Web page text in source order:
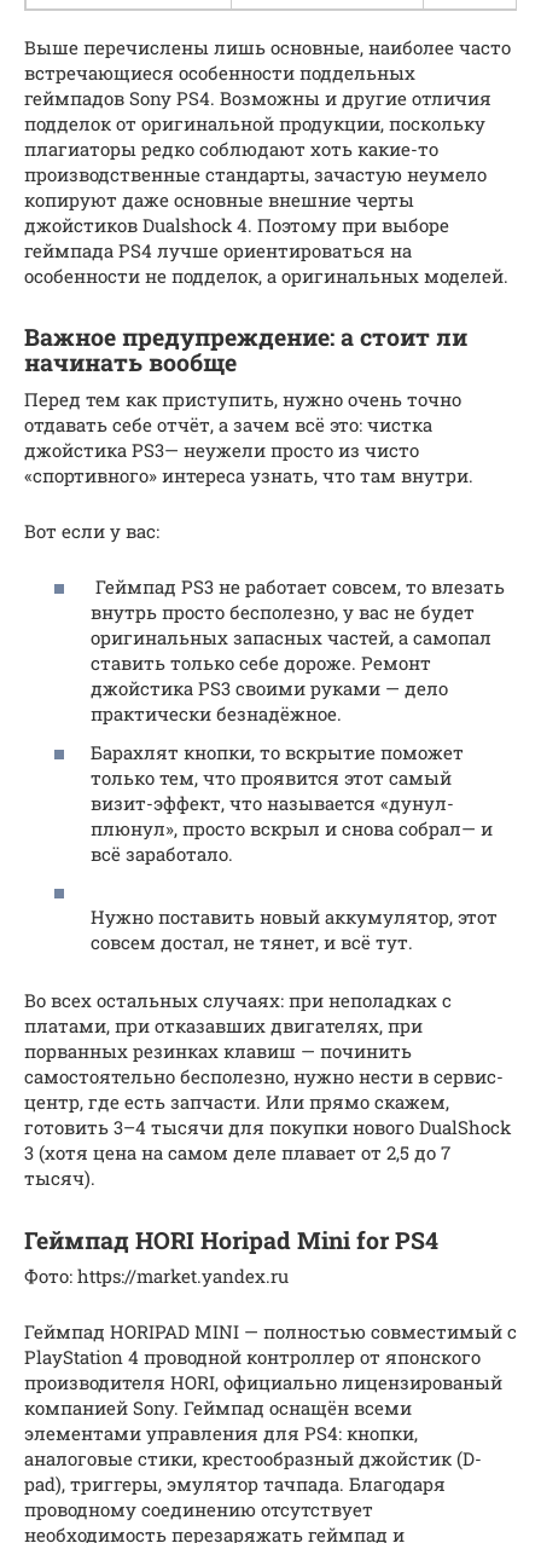
Выше перечислены лишь основные, наиболее часто
встречающиеся особенности поддельных
геймпадов Sony PS4. Возможны и другие отличия
подделок от оригинальной продукции, поскольку
плагиаторы редко соблюдают хоть какие-то
производственные стандарты, зачастую неумело
копируют даже основные внешние черты
джойстиков Dualshock 4. Поэтому при выборе
геймпада PS4 лучше ориентироваться на
особенности не подделок, а оригинальных моделей.
Важное предупреждение: а стоит ли
начинать вообще
Перед тем как приступить, нужно очень точно
отдавать себе отчёт, а зачем всё это: чистка
джойстика PS3— неужели просто из чисто
«спортивного» интереса узнать, что там внутри.
Вот если у вас:
Геймпад PS3 не работает совсем, то влезать
внутрь просто бесполезно, у вас не будет
оригинальных запасных частей, а самопал
ставить только себе дороже. Ремонт
джойстика PS3 своими руками — дело
практически безнадёжное.
Барахлят кнопки, то вскрытие поможет
только тем, что проявится этот самый
визит-эффект, что называется «дунул-
плюнул», просто вскрыл и снова собрал— и
всё заработало.
Нужно поставить новый аккумулятор, этот
совсем достал, не тянет, и всё тут.
Во всех остальных случаях: при неполадках с
платами, при отказавших двигателях, при
порванных резинках клавиш — починить
самостоятельно бесполезно, нужно нести в сервис-
центр, где есть запчасти. Или прямо скажем,
готовить 3–4 тысячи для покупки нового DualShock
3 (хотя цена на самом деле плавает от 2,5 до 7
тысяч).
Геймпад HORI Horipad Mini for PS4
Фото: https://market.yandex.ru
Геймпад HORIPAD MINI — полностью совместимый с
PlayStation 4 проводной контроллер от японского
производителя HORI, официально лицензированый
компанией Sony. Геймпад оснащён всеми
элементами управления для PS4: кнопки,
аналоговые стики, крестообразный джойстик (D-
pad), триггеры, эмулятор тачпада. Благодаря
проводному соединению отсутствует
необходимость перезаряжать геймпад и